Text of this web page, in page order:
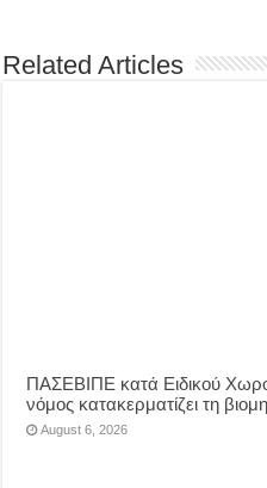
Related Articles
ΠΑΣΕΒΙΠΕ κατά Ειδικού
νόμος κατακερματίζει τη
August 6, 2026